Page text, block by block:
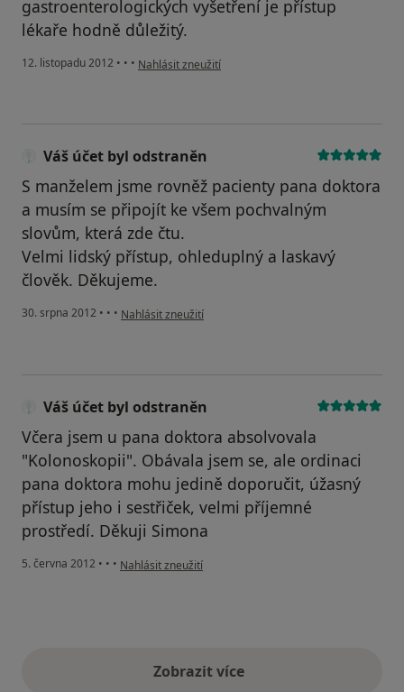
gastroenterologických vyšetření je přístup
lékaře hodně důležitý.
12. listopadu 2012 • • • podle názoru uživatele guest
Nahlásit zneužití
Váš účet byl odstraněn
S manželem jsme rovněž pacienty pana doktora
a musím se připojít ke všem pochvalným
slovům, která zde čtu.
Velmi lidský přístup, ohleduplný a laskavý
člověk. Děkujeme.
30. srpna 2012 • • • podle názoru uživatele Váš účet byl odstraněn
Nahlásit zneužití
Váš účet byl odstraněn
Včera jsem u pana doktora absolvovala
"Kolonoskopii". Obávala jsem se, ale ordinaci
pana doktora mohu jedině doporučit, úžasný
přístup jeho i sestřiček, velmi příjemné
prostředí. Děkuji Simona
5. června 2012 • • • podle názoru uživatele Váš účet byl odstraněn
Nahlásit zneužití
Zobrazit vícevýše uvedené názory